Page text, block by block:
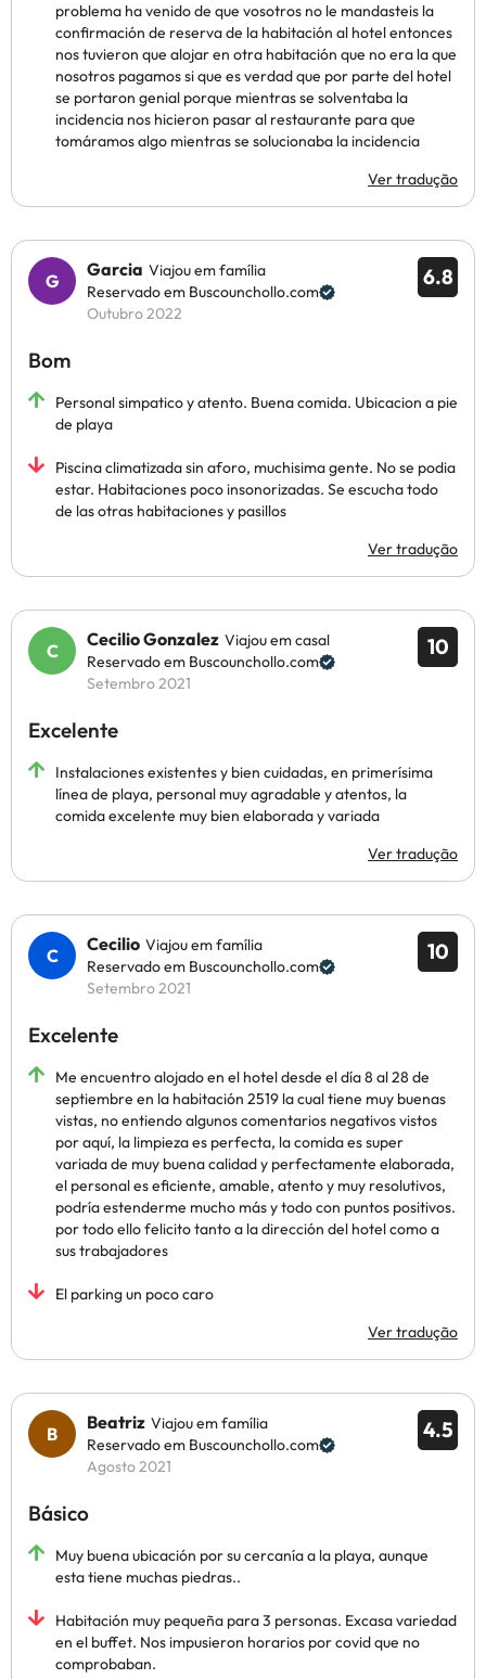
problema ha venido de que vosotros no le mandasteis la
confirmación de reserva de la habitación al hotel entonces
nos tuvieron que alojar en otra habitación que no era la que
nosotros pagamos si que es verdad que por parte del hotel
se portaron genial porque mientras se solventaba la
incidencia nos hicieron pasar al restaurante para que
tomáramos algo mientras se solucionaba la incidencia
Ver tradução
6.8
Garcia Viajou em família
Reservado em Buscounchollo.com
Outubro 2022
Bom
Personal simpatico y atento. Buena comida. Ubicacion a pie
de playa
Piscina climatizada sin aforo, muchisima gente. No se podia
estar. Habitaciones poco insonorizadas. Se escucha todo
de las otras habitaciones y pasillos
Ver tradução
10
Cecilio Gonzalez Viajou em casal
Reservado em Buscounchollo.com
Setembro 2021
Excelente
Instalaciones existentes y bien cuidadas, en primerísima
línea de playa, personal muy agradable y atentos, la
comida excelente muy bien elaborada y variada
Ver tradução
10
Cecilio Viajou em família
Reservado em Buscounchollo.com
Setembro 2021
Excelente
Me encuentro alojado en el hotel desde el día 8 al 28 de
septiembre en la habitación 2519 la cual tiene muy buenas
vistas, no entiendo algunos comentarios negativos vistos
por aquí, la limpieza es perfecta, la comida es super
variada de muy buena calidad y perfectamente elaborada,
el personal es eficiente, amable, atento y muy resolutivos,
podría estenderme mucho más y todo con puntos positivos.
por todo ello felicito tanto a la dirección del hotel como a
sus trabajadores
El parking un poco caro
Ver tradução
4.5
Beatriz Viajou em família
Reservado em Buscounchollo.com
Agosto 2021
Básico
Muy buena ubicación por su cercanía a la playa, aunque
esta tiene muchas piedras..
Habitación muy pequeña para 3 personas. Excasa variedad
en el buffet. Nos impusieron horarios por covid que no
comprobaban.